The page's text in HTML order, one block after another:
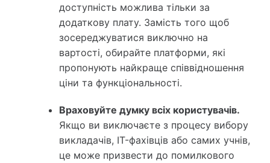
доступність можлива тільки за
додаткову плату. Замість того щоб
зосереджуватися виключно на
вартості, обирайте платформи, які
пропонують найкраще співвідношення
ціни та функціональності.
Враховуйте думку всіх користувачів.
Якщо ви виключаєте з процесу вибору
викладачів, IT-фахівців або самих учнів,
це може призвести до помилкового